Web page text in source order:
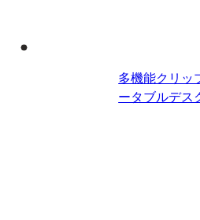
多機能クリッ
ータブルデス